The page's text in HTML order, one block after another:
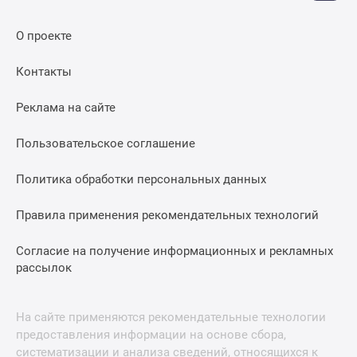
О проекте
Контакты
Реклама на сайте
Пользовательское соглашение
Политика обработки персональных данных
Правила применения рекомендательных технологий
Согласие на получение информационных и рекламных
рассылок
На сайте применяются рекомендательные технологии
предоставления информации на основе сбора,
систематизации и анализа сведений, относящихся к